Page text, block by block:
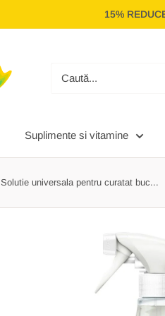
15%
Suplimente si vitamine
Solutie universala pentru curatat buc...